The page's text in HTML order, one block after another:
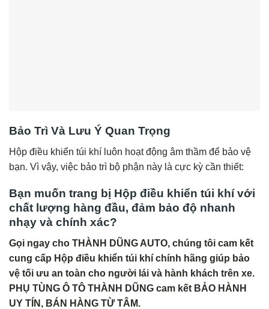
Bảo Trì Và Lưu Ý Quan Trọng
Hộp điều khiển túi khí luôn hoạt động âm thầm để bảo vệ
bạn. Vì vậy, việc bảo trì bộ phận này là cực kỳ cần thiết:
Bạn muốn trang bị Hộp điều khiển túi khí với
chất lượng hàng đầu, đảm bảo độ nhanh
nhạy và chính xác?
Gọi ngay cho THÀNH DŨNG AUTO, chúng tôi cam kết
cung cấp Hộp điều khiển túi khí chính hãng giúp bảo
vệ tối ưu an toàn cho người lái và hành khách trên xe.
PHỤ TÙNG Ô TÔ THÀNH DŨNG cam kết BẢO HÀNH
UY TÍN, BÁN HÀNG TỪ TÂM.